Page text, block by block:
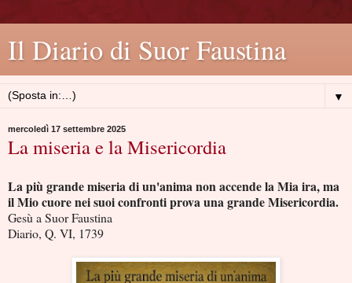
Il Diario di Suor Faustina
▼
mercoledì 17 settembre 2025
La miseria e la Misericordia
La più grande miseria di un'anima non accende la Mia ira, ma
il Mio cuore nei suoi confronti prova una grande Misericordia.
Gesù a Suor Faustina
Diario, Q. VI, 1739